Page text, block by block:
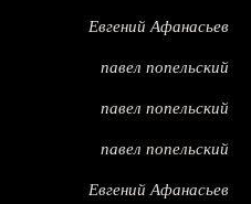
Евгений Афанасьев
павел попельский
павел попельский
павел попельский
Евгений Афанасьев